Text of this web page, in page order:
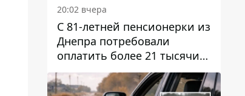
20:02 вчера
С 81-летней пенсионерки из
Днепра потребовали
оплатить более 21 тысячи
гривен за "вмешательство в
работу счетчика"